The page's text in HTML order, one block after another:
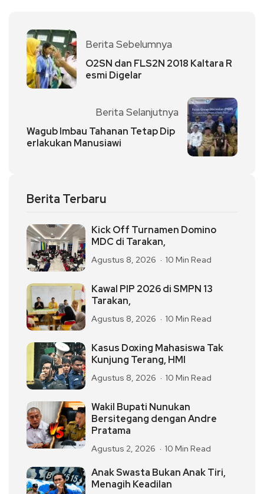
Berita Sebelumnya
O2SN dan FLS2N 2018 Kaltara R
esmi Digelar
Berita Selanjutnya
Wagub Imbau Tahanan Tetap Dip
erlakukan Manusiawi
Berita Terbaru
Kick Off Turnamen Domino
MDC di Tarakan,
Agustus 8, 2026 10 Min Read
Kawal PIP 2026 di SMPN 13
Tarakan,
Agustus 8, 2026 10 Min Read
Kasus Doxing Mahasiswa Tak
Kunjung Terang, HMI
Agustus 8, 2026 10 Min Read
Wakil Bupati Nunukan
Bersitegang dengan Andre
Pratama
Agustus 2, 2026 10 Min Read
Anak Swasta Bukan Anak Tiri,
Menagih Keadilan